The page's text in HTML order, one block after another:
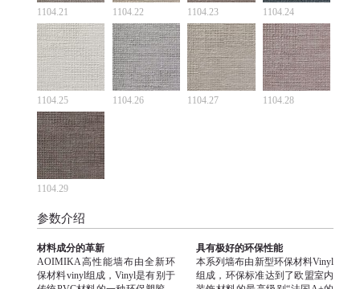
1104.21 1104.22 1104.23 1104.24
1104.25 1104.26 1104.27 1104.28
1104.29
参数介绍
材料成分的革新
AOIMIKA高性能墙布由全新环
保材料vinyl组成，Vinyl是有别于
具有极好的环保性能
本系列墙布由新型环保材料Vinyl
组成，环保标准达到了欧盟室内